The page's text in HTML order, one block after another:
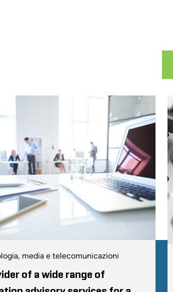
Equity International Strategic Financial
Advisory Services
Executives International-Chicago Chapter July
Measures in Accounting:
Regional Association of Small Business Investment
2008
Value Reporting: The Technical,
Equity Fund Valuations
Implementation and What it
media e telecomunicazioni
of a wide range of